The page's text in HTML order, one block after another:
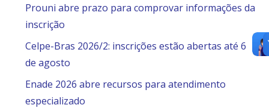
Prouni abre prazo para comprovar informações da
inscrição
Celpe-Bras 2026/2: inscrições estão abertas até 6
de agosto
Enade 2026 abre recursos para atendimento
especializado